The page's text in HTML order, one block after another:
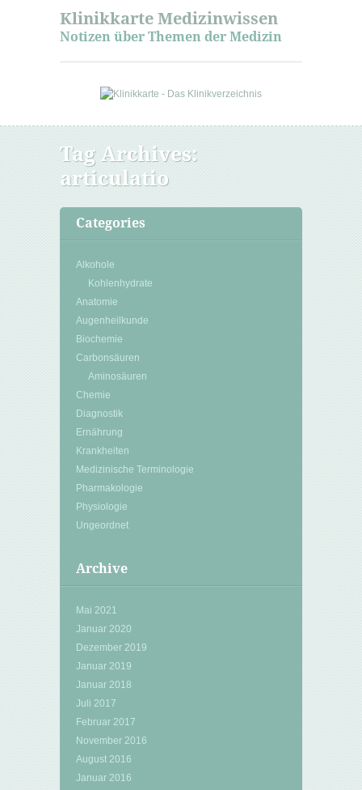
Klinikkarte Medizinwissen
Notizen über Themen der Medizin
Tag Archives:
articulatio
Categories
Alkohole
Kohlenhydrate
Anatomie
Augenheilkunde
Biochemie
Carbonsäuren
Aminosäuren
Chemie
Diagnostik
Ernährung
Krankheiten
Medizinische Terminologie
Pharmakologie
Physiologie
Ungeordnet
Archive
Mai 2021
Januar 2020
Dezember 2019
Januar 2019
Januar 2018
Juli 2017
Februar 2017
November 2016
August 2016
Januar 2016